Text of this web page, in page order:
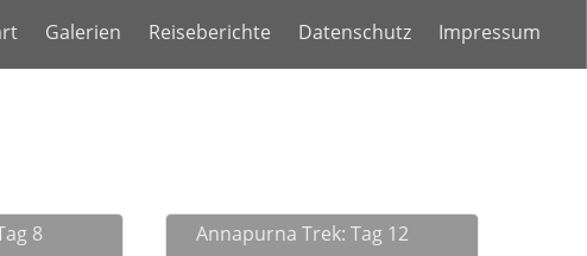
Galerien Reiseberichte Datenschutz Impressum
8
Annapurna Trek: Tag 12